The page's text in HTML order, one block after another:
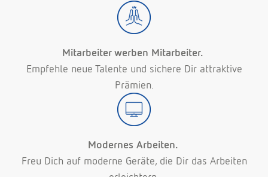
Mitarbeiter werben Mitarbeiter.
Empfehle neue Talente und sichere Dir attraktive
Prämien.
Modernes Arbeiten.
Freu Dich auf moderne Geräte, die Dir das Arbeiten